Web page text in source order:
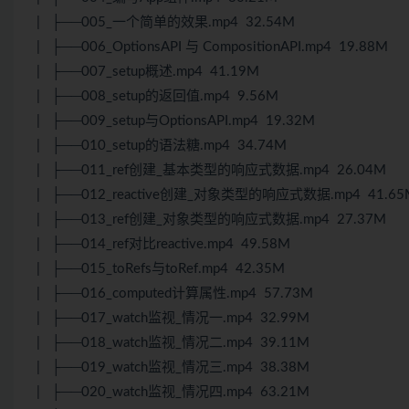
| ├──005_一个简单的效果.mp4 32.54M
| ├──006_OptionsAPI 与 CompositionAPI.mp4 19.88M
| ├──007_setup概述.mp4 41.19M
| ├──008_setup的返回值.mp4 9.56M
| ├──009_setup与OptionsAPI.mp4 19.32M
| ├──010_setup的语法糖.mp4 34.74M
| ├──011_ref创建_基本类型的响应式数据.mp4 26.04M
| ├──012_reactive创建_对象类型的响应式数据.mp4
| ├──013_ref创建_对象类型的响应式数据.mp4 27.37M
| ├──014_ref对比reactive.mp4 49.58M
| ├──015_toRefs与toRef.mp4 42.35M
| ├──016_computed计算属性.mp4 57.73M
| ├──017_watch监视_情况一.mp4 32.99M
| ├──018_watch监视_情况二.mp4 39.11M
| ├──019_watch监视_情况三.mp4 38.38M
| ├──020_watch监视_情况四.mp4 63.21M